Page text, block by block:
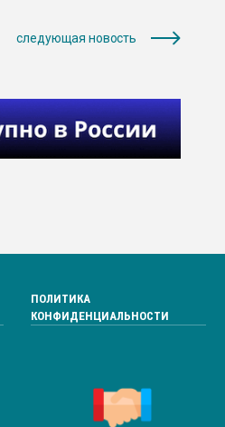
следующая новость
ПОЛИТИКА
КОНФИДЕНЦИАЛЬНОСТИ